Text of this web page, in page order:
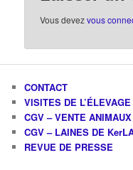
Vous devezvous
CONTACT
VISITES DE L’ÉLEVAGE
CGV – VENTE ANIMAUX
CGV – LAINES DE
REVUE DE PRESSE